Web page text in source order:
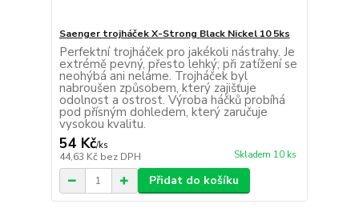
Saenger trojháček X-Strong Black Nickel 10 5ks
Perfektní trojháček pro jakékoli nástrahy. Je
extrémě pevný, přesto lehký; při zatížení se
neohýbá ani neláme. Trojháček byl
nabroušen způsobem, který zajišťuje
odolnost a ostrost. Výroba háčků probíhá
pod přísným dohledem, který zaručuje
vysokou kvalitu.
54 Kč/ks
44,63 Kč bez DPH Skladem 10 ks
Přidat do košíku